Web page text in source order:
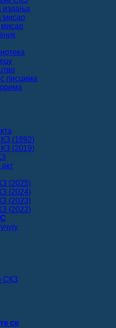
издања
мисао
писцима
(1892)
(2019)
(2025)
(2024)
(2023)
(2022)
СКЗ
се